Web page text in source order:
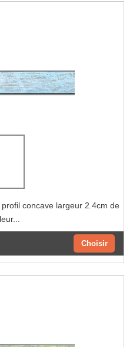
concave largeur 2.4cm de
Choisir